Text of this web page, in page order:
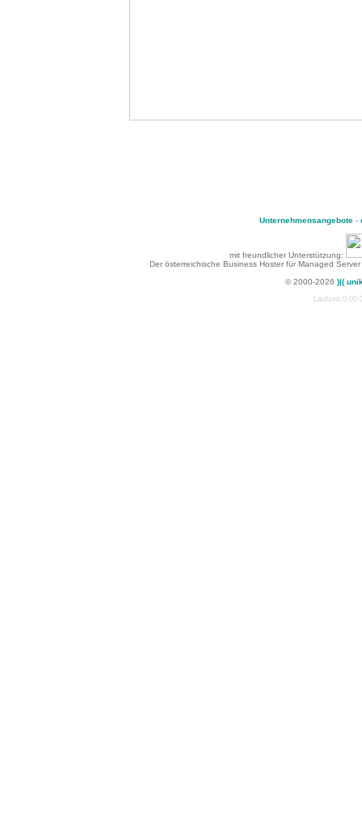
Unternehmensangebote-
mit freundlicher Unterstützung:
Der österreichische Business Hoster für Managed
© 2000-2026 )|(